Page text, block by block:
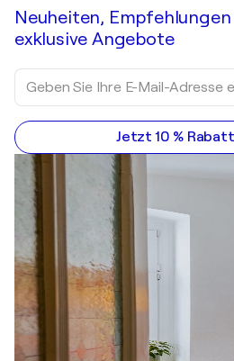
Neuheiten,
exklusive Angebote
Jetzt 10 %